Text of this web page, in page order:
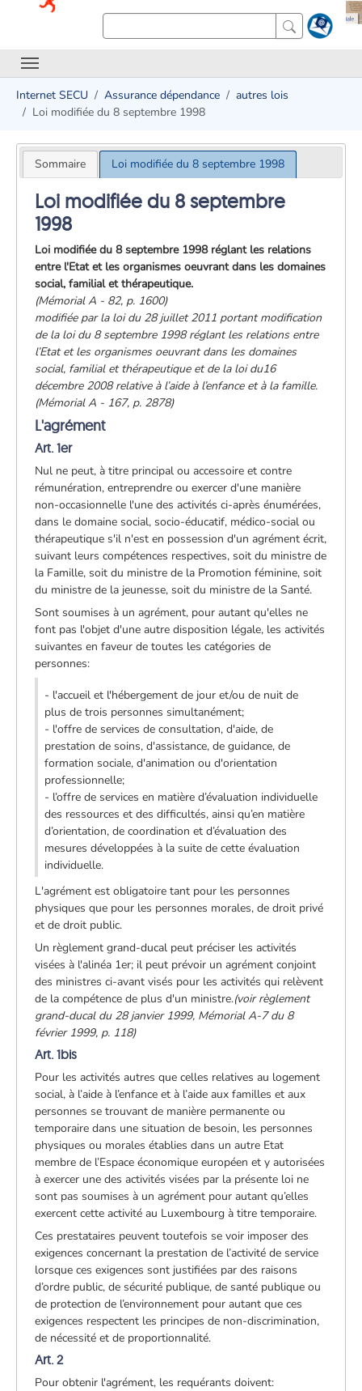
Internet SECU Assurance dépendance
autres lois
Loi modifiée du 8 septembre 1998
Sommaire Loi modifiée du 8 septembre 1998
Loi modifiée du 8 septembre
1998
Loi modifiée du 8 septembre 1998 réglant les relations
entre l'Etat et les organismes oeuvrant dans les domaines
social, familial et thérapeutique.
(Mémorial A - 82, p. 1600)
modifiée par la loi du 28 juillet 2011 portant modification
de la loi du 8 septembre 1998 réglant les relations entre
l’Etat et les organismes oeuvrant dans les domaines
social, familial et thérapeutique et de la loi du16
décembre 2008 relative à l’aide à l’enfance et à la famille.
(Mémorial A - 167, p. 2878)
L'agrément
Art. 1er
Nul ne peut, à titre principal ou accessoire et contre
rémunération, entreprendre ou exercer d'une manière
non-occasionnelle l'une des activités ci-après énumérées,
dans le domaine social, socio-éducatif, médico-social ou
thérapeutique s'il n'est en possession d'un agrément écrit,
suivant leurs compétences respectives, soit du ministre de
la Famille, soit du ministre de la Promotion féminine, soit
du ministre de la jeunesse, soit du ministre de la Santé.
Sont soumises à un agrément, pour autant qu'elles ne
font pas l'objet d'une autre disposition légale, les activités
suivantes en faveur de toutes les catégories de
personnes:
- l'accueil et l'hébergement de jour et/ou de nuit de
plus de trois personnes simultanément;
- l'offre de services de consultation, d'aide, de
prestation de soins, d'assistance, de guidance, de
formation sociale, d'animation ou d'orientation
professionnelle;
- l’offre de services en matière d’évaluation individuelle
des ressources et des difficultés, ainsi qu’en matière
d’orientation, de coordination et d’évaluation des
mesures développées à la suite de cette évaluation
individuelle.
L'agrément est obligatoire tant pour les personnes
physiques que pour les personnes morales, de droit privé
et de droit public.
Un règlement grand-ducal peut préciser les activités
visées à l'alinéa 1er; il peut prévoir un agrément conjoint
des ministres ci-avant visés pour les activités qui relèvent
de la compétence de plus d'un ministre.(voir règlement
grand-ducal du 28 janvier 1999, Mémorial A-7 du 8
février 1999, p. 118)
Art. 1bis
Pour les activités autres que celles relatives au logement
social, à l’aide à l’enfance et à l’aide aux familles et aux
personnes se trouvant de manière permanente ou
temporaire dans une situation de besoin, les personnes
physiques ou morales établies dans un autre Etat
membre de l’Espace économique européen et y autorisées
à exercer une des activités visées par la présente loi ne
sont pas soumises à un agrément pour autant qu’elles
exercent cette activité au Luxembourg à titre temporaire.
Ces prestataires peuvent toutefois se voir imposer des
exigences concernant la prestation de l’activité de service
lorsque ces exigences sont justifiées par des raisons
d’ordre public, de sécurité publique, de santé publique ou
de protection de l’environnement pour autant que ces
exigences respectent les principes de non-discrimination,
de nécessité et de proportionnalité.
Art. 2
Pour obtenir l'agrément, les requérants doivent: